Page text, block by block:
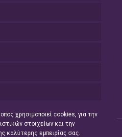
χρησιμοποιεί cookies, για την
στοιχείων και την
καλύτερης εμπειρίας σας.